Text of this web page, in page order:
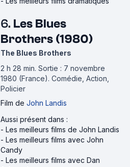
6. Les Blues
Brothers (1980)
The Blues Brothers
2 h 28 min. Sortie : 7 novembre
1980 (France). Comédie, Action,
Policier
Film de John Landis
Aussi présent dans :
- Les meilleurs films de John Landis
- Les meilleurs films avec John
Candy
- Les meilleurs films avec Dan